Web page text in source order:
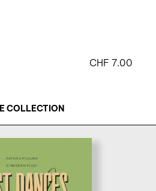
CHF 7.00
COLLECTION